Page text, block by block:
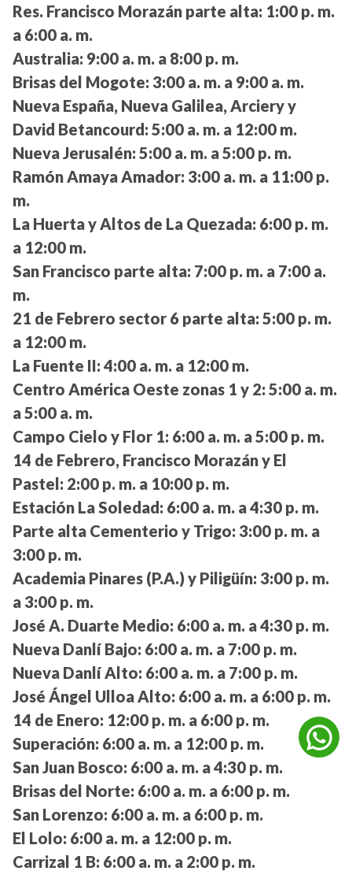
Res. Francisco Morazán parte alta: 1:00 p. m.
a 6:00 a. m.
Australia: 9:00 a. m. a 8:00 p. m.
Brisas del Mogote: 3:00 a. m. a 9:00 a. m.
Nueva España, Nueva Galilea, Arciery y
David Betancourd: 5:00 a. m. a 12:00 m.
Nueva Jerusalén: 5:00 a. m. a 5:00 p. m.
Ramón Amaya Amador: 3:00 a. m. a 11:00 p.
m.
La Huerta y Altos de La Quezada: 6:00 p. m.
a 12:00 m.
San Francisco parte alta: 7:00 p. m. a 7:00 a.
m.
21 de Febrero sector 6 parte alta: 5:00 p. m.
a 12:00 m.
La Fuente II: 4:00 a. m. a 12:00 m.
Centro América Oeste zonas 1 y 2: 5:00 a. m.
a 5:00 a. m.
Campo Cielo y Flor 1: 6:00 a. m. a 5:00 p. m.
14 de Febrero, Francisco Morazán y El
Pastel: 2:00 p. m. a 10:00 p. m.
Estación La Soledad: 6:00 a. m. a 4:30 p. m.
Parte alta Cementerio y Trigo: 3:00 p. m. a
3:00 p. m.
Academia Pinares (P.A.) y Piligüín: 3:00 p. m.
a 3:00 p. m.
José A. Duarte Medio: 6:00 a. m. a 4:30 p. m.
Nueva Danlí Bajo: 6:00 a. m. a 7:00 p. m.
Nueva Danlí Alto: 6:00 a. m. a 7:00 p. m.
José Ángel Ulloa Alto: 6:00 a. m. a 6:00 p. m.
14 de Enero: 12:00 p. m. a 6:00 p. m.
Superación: 6:00 a. m. a 12:00 p. m.
San Juan Bosco: 6:00 a. m. a 4:30 p. m.
Brisas del Norte: 6:00 a. m. a 6:00 p. m.
San Lorenzo: 6:00 a. m. a 6:00 p. m.
El Lolo: 6:00 a. m. a 12:00 p. m.
Carrizal 1 B: 6:00 a. m. a 2:00 p. m.